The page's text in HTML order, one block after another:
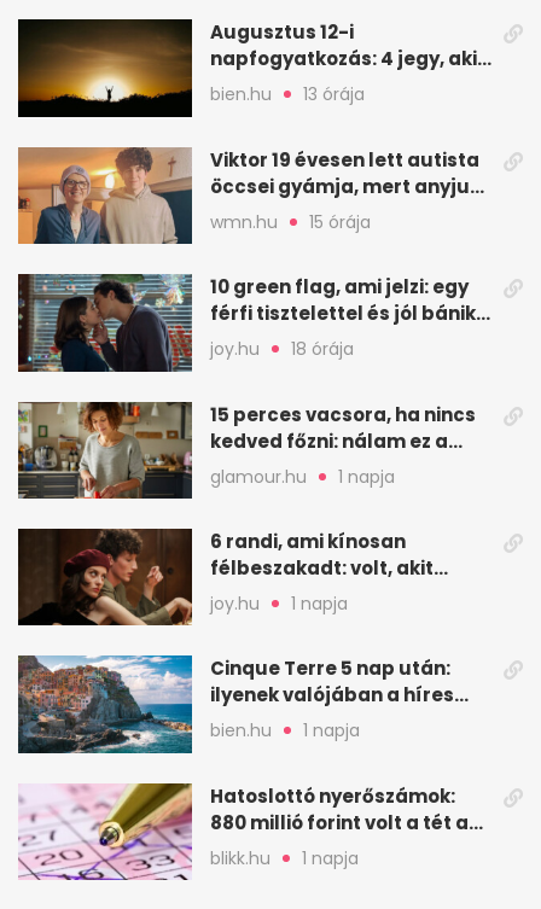
Augusztus 12-i
napfogyatkozás: 4 jegy, akit
a leginkább megérint
bien.hu 13 órája
Viktor 19 évesen lett autista
öccsei gyámja, mert anyjuk
életéért küzd
wmn.hu 15 órája
10 green flag, ami jelzi: egy
férfi tisztelettel és jól bánik
veled
joy.hu 18 órája
15 perces vacsora, ha nincs
kedved főzni: nálam ez a
biztos mentőöv
glamour.hu 1 napja
6 randi, ami kínosan
félbeszakadt: volt, akit
faképnél hagytak
joy.hu 1 napja
Cinque Terre 5 nap után:
ilyenek valójában a híres
olasz falvak
bien.hu 1 napja
Hatoslottó nyerőszámok:
880 millió forint volt a tét a
32. héten
blikk.hu 1 napja